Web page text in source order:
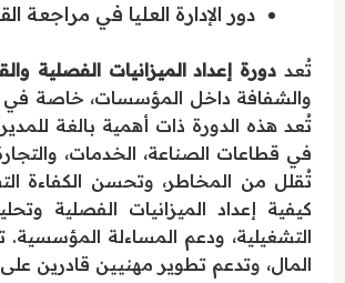
دور الإدارة العليا في مراجعة
تُعد دورة إعداد الميزانيات الفصلية
والشفافة داخل المؤسسات، خاصة في ظل
تُعد هذه الدورة ذات أهمية بالغة
في قطاعات الصناعة، الخدمات،
تُقلل من المخاطر، وتحسن الكفاءة
كيفية إعداد الميزانيات الفصلية
التشغيلية، ودعم المساءلة
المال، وتدعم تطوير مهنيين قادرين على